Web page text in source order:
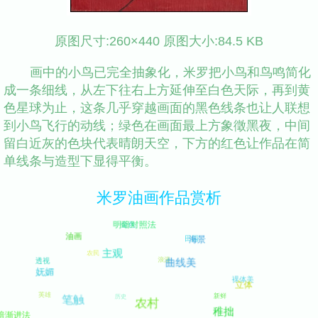
原图尺寸:260×440 原图大小:84.5 KB
画中的小鸟已完全抽象化，米罗把小鸟和鸟鸣简化
成一条细线，从左下往右上方延伸至白色天际，再到黄
色星球为止，这条几乎穿越画面的黑色线条也让人联想
到小鸟飞行的动线；绿色在画面最上方象徵黑夜，中间
留白近灰的色块代表晴朗天空，下方的红色让作品在简
单线条与造型下显得平衡。
米罗油画作品赏析